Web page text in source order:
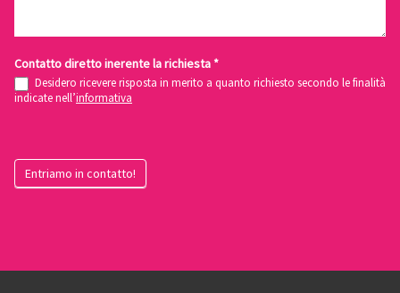
Contatto diretto inerente la richiesta*
Desidero ricevere risposta in merito a quanto richiesto secondo le finalità
indicate nell’informativa
Entriamo in contatto!